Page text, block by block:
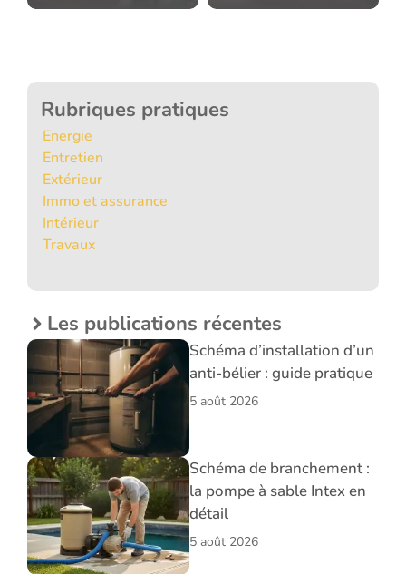
Rubriques pratiques
Energie
Entretien
Extérieur
Immo et assurance
Intérieur
Travaux
Les publications récentes
Schéma d’installation d’un
anti-bélier : guide pratique
5 août 2026
Schéma de branchement :
la pompe à sable Intex en
détail
5 août 2026